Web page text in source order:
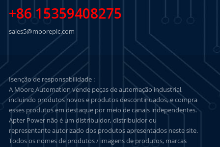
+86 15359408275
sales5@mooreplc.com
Isenção de responsabilidade :
A Moore Automation vende peças de automação industrial,
incluindo produtos novos e produtos descontinuados, e compra
esses produtos em destaque por meio de canais independentes.
Apter Power não é um distribuidor, distribuidor ou
representante autorizado dos produtos apresentados neste site.
Todos os nomes de produtos / imagens de produtos, marcas